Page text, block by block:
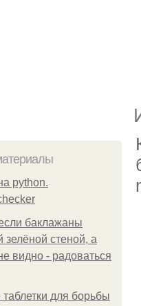
python.
баклажаны
зелёной стеной, а
видно - радоваться
для борьбы